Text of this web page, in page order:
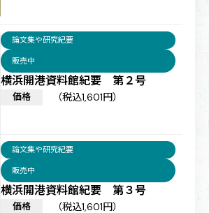
横浜開港資料館紀要 第２号
論文集や研究紀要
販売中
価格 （税込1,601円）
横浜開港資料館紀要 第３号
論文集や研究紀要
販売中
価格 （税込1,601円）